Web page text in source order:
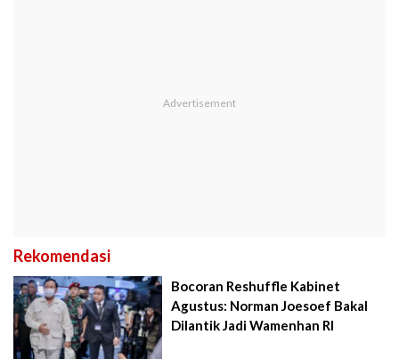
Rekomendasi
Bocoran Reshuffle Kabinet
Agustus: Norman Joesoef Bakal
Dilantik Jadi Wamenhan RI